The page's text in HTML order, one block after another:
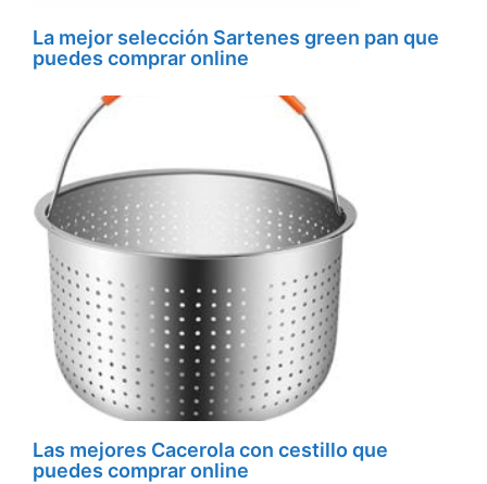
La mejor selección Sartenes green pan que
puedes comprar online
Las mejores Cacerola con cestillo que
puedes comprar online